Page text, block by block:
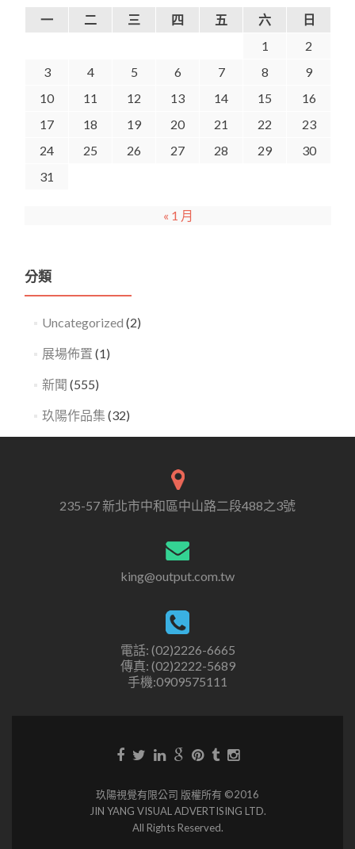
一 二 三 四 五 六
日
1
2
3
4 5 6 7 8
9
10
11 12 13 14 15
16
17
18 19 20 21 22
23
24
25 26 27 28 29
30
31
« 1 月
分類
Uncategorized (2)
展場佈置 (1)
新聞 (555)
玖陽作品集 (32)
235-57 新北市中和區中山路二段488之3號
king@output.com.tw
電話: (02)2226-6665
傳真: (02)2222-5689
手機:0909575111
玖陽視覺有限公司 版權所有 ©2016
JIN YANG VISUAL ADVERTISING LTD.
All Rights Reserved.